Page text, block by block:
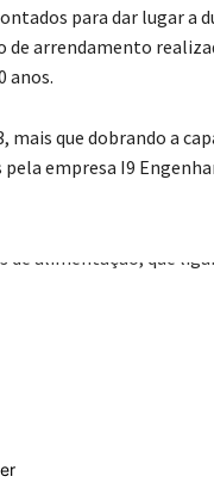
para dar lugar a
arrendamento
anos.
que dobrando a
pela empresa I9
de alimentação, que